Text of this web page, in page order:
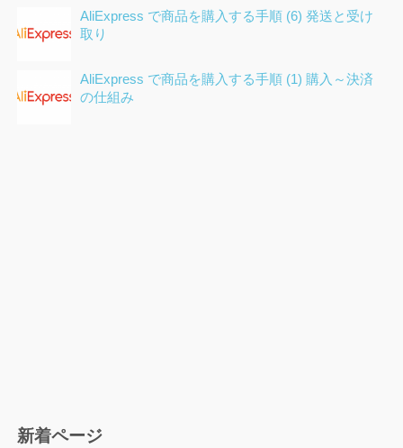
AliExpress で商品を購入する手順 (6) 発送と受け
取り
AliExpress で商品を購入する手順 (1) 購入～決済
の仕組み
新着ページ